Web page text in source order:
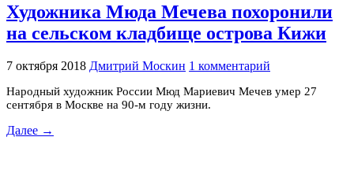
Художника Мюда Мечева похоронили
на сельском кладбище острова Кижи
7 октября 2018 Дмитрий Москин 1 комментарий
Народный художник России Мюд Мариевич Мечев умер 27
сентября в Москве на 90-м году жизни.
Далее →